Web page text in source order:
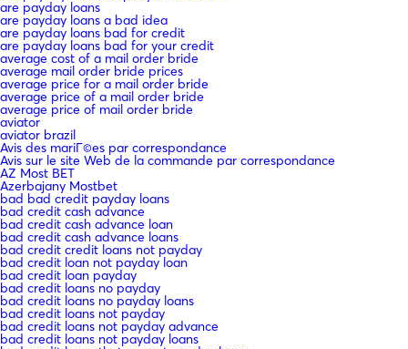
are payday loans
are payday loans a bad idea
are payday loans bad for credit
are payday loans bad for your credit
average cost of a mail order bride
average mail order bride prices
average price for a mail order bride
average price of a mail order bride
average price of mail order bride
aviator
aviator brazil
Avis des mariГ©es par correspondance
Avis sur le site Web de la commande par correspondance
AZ Most BET
Azerbajany Mostbet
bad bad credit payday loans
bad credit cash advance
bad credit cash advance loan
bad credit cash advance loans
bad credit credit loans not payday
bad credit loan not payday loan
bad credit loan payday
bad credit loans no payday
bad credit loans no payday loans
bad credit loans not payday
bad credit loans not payday advance
bad credit loans not payday loans